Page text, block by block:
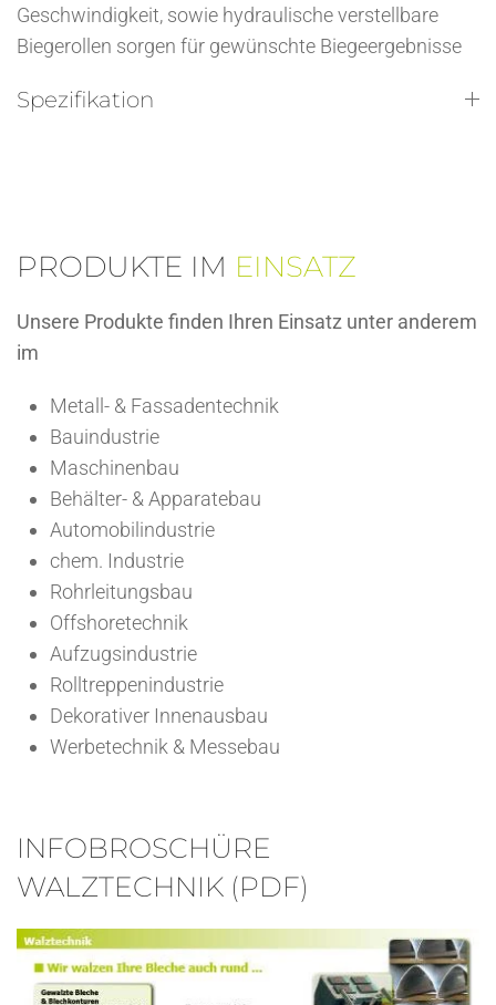
Geschwindigkeit, sowie hydraulische verstellbare
Biegerollen sorgen für gewünschte Biegeergebnisse
Spezifikation
PRODUKTE IM EINSATZ
Unsere Produkte finden Ihren Einsatz unter anderem
im
Metall- & Fassadentechnik
Bauindustrie
Maschinenbau
Behälter- & Apparatebau
Automobilindustrie
chem. Industrie
Rohrleitungsbau
Offshoretechnik
Aufzugsindustrie
Rolltreppenindustrie
Dekorativer Innenausbau
Werbetechnik & Messebau
INFOBROSCHÜRE
WALZTECHNIK (PDF)